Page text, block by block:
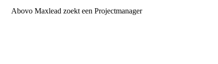
Abovo Maxlead zoekt een Projectmanager